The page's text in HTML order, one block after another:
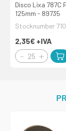
Disco Lixa 787C
125mm - 89735
Stocknumber
2,35€ +IVA